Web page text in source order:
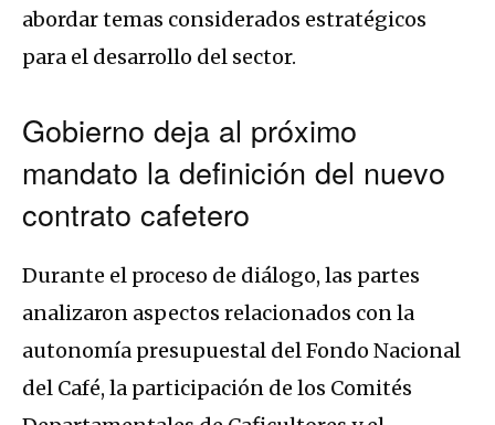
abordar temas considerados estratégicos
para el desarrollo del sector.
Gobierno deja al próximo
mandato la definición del nuevo
contrato cafetero
Durante el proceso de diálogo, las partes
analizaron aspectos relacionados con la
autonomía presupuestal del Fondo Nacional
del Café, la participación de los Comités